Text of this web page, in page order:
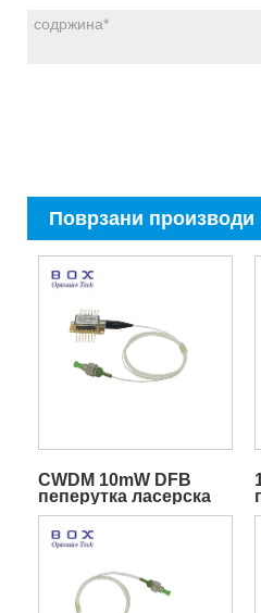
Поврзани производи
CWDM 10mW DFB
пеперутка ласерска
диода со TEC за
телекомуникации